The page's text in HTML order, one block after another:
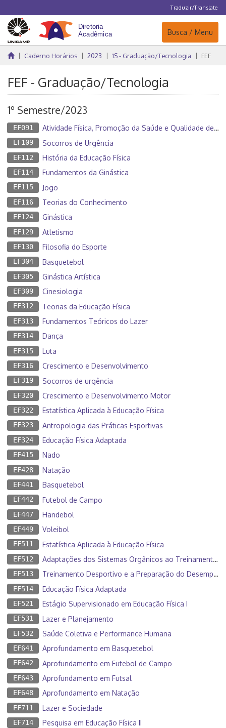
Traduzir/Translate
Navegação
Busca / Menu
Caderno Horários 2023 1S - Graduação/Tecnologia FEF
FEF - Graduação/Tecnologia
1º Semestre/2023
EF091 Atividade Física, Promoção da Saúde e Qualidade de Vida
EF109 Socorros de Urgência
EF112 História da Educação Física
EF114 Fundamentos da Ginástica
EF115 Jogo
EF116 Teorias do Conhecimento
EF124 Ginástica
EF129 Atletismo
EF130 Filosofia do Esporte
EF304 Basquetebol
EF305 Ginástica Artística
EF309 Cinesiologia
EF312 Teorias da Educação Física
EF313 Fundamentos Teóricos do Lazer
EF314 Dança
EF315 Luta
EF316 Crescimento e Desenvolvimento
EF319 Socorros de urgência
EF320 Crescimento e Desenvolvimento Motor
EF322 Estatística Aplicada à Educação Física
EF323 Antropologia das Práticas Esportivas
EF324 Educação Física Adaptada
EF415 Nado
EF428 Natação
EF441 Basquetebol
EF442 Futebol de Campo
EF447 Handebol
EF449 Voleibol
EF511 Estatística Aplicada à Educação Física
EF512 Adaptações dos Sistemas Orgânicos ao Treinamento Físico
EF513 Treinamento Desportivo e a Preparação do Desempenho
EF514 Educação Física Adaptada
EF521 Estágio Supervisionado em Educação Física I
EF531 Lazer e Planejamento
EF532 Saúde Coletiva e Performance Humana
EF641 Aprofundamento em Basquetebol
EF642 Aprofundamento em Futebol de Campo
EF643 Aprofundamento em Futsal
EF648 Aprofundamento em Natação
EF711 Lazer e Sociedade
EF714 Pesquisa em Educação Física II